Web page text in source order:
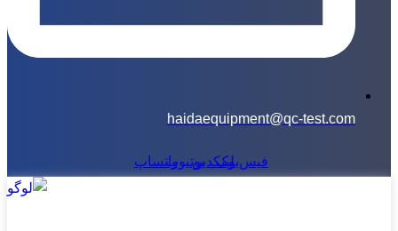
haidaequipment@qc-test.com
فیس‌بوکلینکدینیوتیوبواتساپ